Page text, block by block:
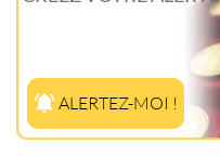
ALERTEZ-MOI !